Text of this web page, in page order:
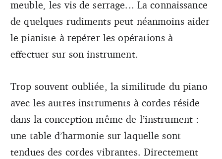
meuble, les vis de serrage... La connaissance
de quelques rudiments peut néanmoins aider
le pianiste à repérer les opérations à
effectuer sur son instrument.
Trop souvent oubliée, la similitude du piano
avec les autres instruments à cordes réside
dans la conception même de l’instrument :
une table d’harmonie sur laquelle sont
tendues des cordes vibrantes. Directement